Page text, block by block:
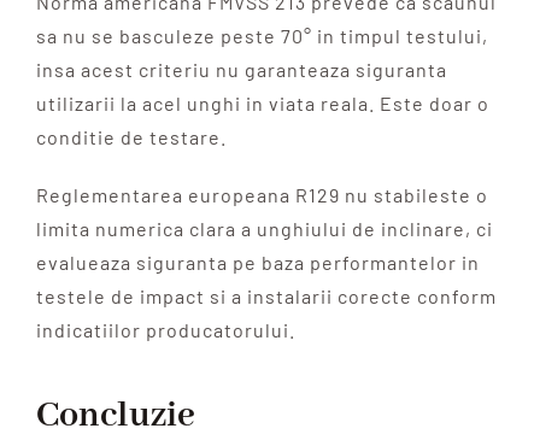
sa nu se basculeze peste 70° in timpul testului,
insa acest criteriu nu garanteaza siguranta
utilizarii la acel unghi in viata reala. Este doar o
conditie de testare.
Reglementarea europeana R129 nu stabileste o
limita numerica clara a unghiului de inclinare, ci
evalueaza siguranta pe baza performantelor in
testele de impact si a instalarii corecte conform
indicatiilor producatorului.
Concluzie